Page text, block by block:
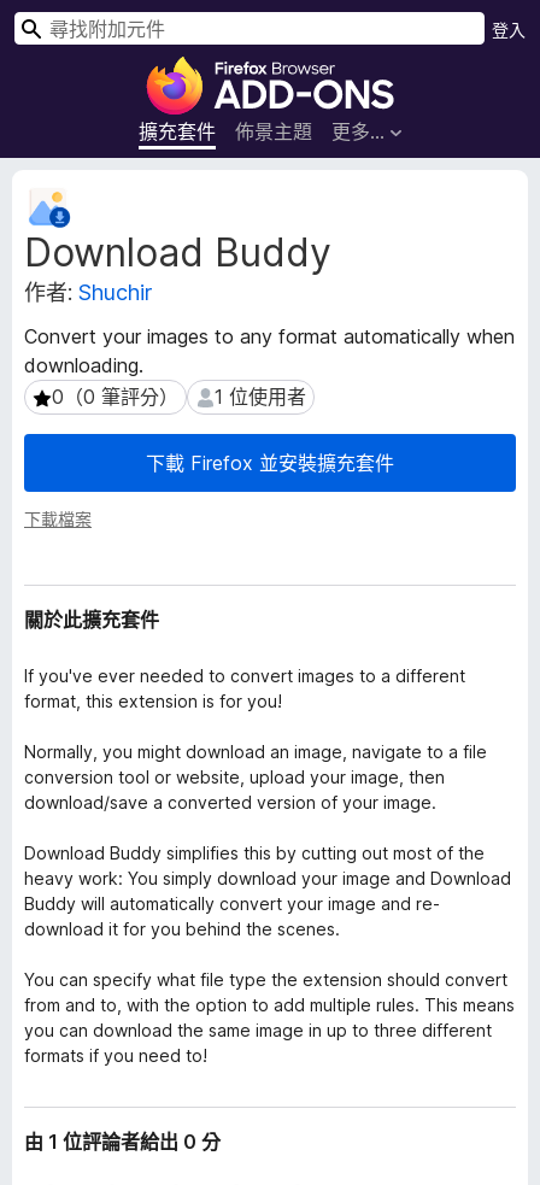
F
r
e
x
瀏
器
加
元
擴充套件 佈景主題 更多…
登入
搜
Download Buddy
作者: Shuchir
Convert your images to any format automatically when
downloading.
0（0 筆評分）
0（0 筆評分） 1 位使用者
1 位使用者
下載 Firefox 並安裝擴充套件
下載檔案
擴
充
套
件
後
資
料
關於此擴充套件
If you've ever needed to convert images to a different
format, this extension is for you!
Normally, you might download an image, navigate to a file
conversion tool or website, upload your image, then
download/save a converted version of your image.
Download Buddy simplifies this by cutting out most of the
heavy work: You simply download your image and Download
Buddy will automatically convert your image and re-
download it for you behind the scenes.
You can specify what file type the extension should convert
from and to, with the option to add multiple rules. This means
you can download the same image in up to three different
formats if you need to!
由 1 位評論者給出 0 分